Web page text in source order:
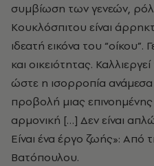
συμβίωση των γενεών,
Κουκλόσπιτου είναι
ιδεατή εικόνα του
και οικειότητας.
ώστε η ισορροπία
προβολή μιας επινοημένης
αρμονική […] Δεν είναι
Είναι ένα έργο ζωής»: Από
Βατόπουλου.